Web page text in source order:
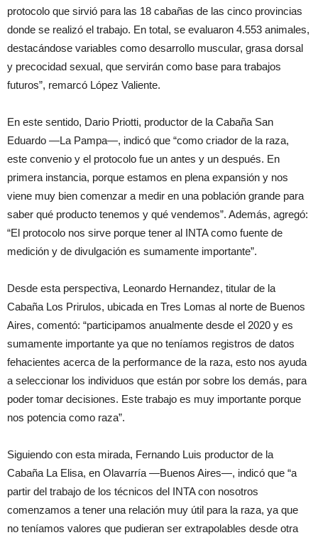
protocolo que sirvió para las 18 cabañas de las cinco provincias
donde se realizó el trabajo. En total, se evaluaron 4.553 animales,
destacándose variables como desarrollo muscular, grasa dorsal
y precocidad sexual, que servirán como base para trabajos
futuros”, remarcó López Valiente.
En este sentido, Dario Priotti, productor de la Cabaña San
Eduardo —La Pampa—, indicó que “como criador de la raza,
este convenio y el protocolo fue un antes y un después. En
primera instancia, porque estamos en plena expansión y nos
viene muy bien comenzar a medir en una población grande para
saber qué producto tenemos y qué vendemos”. Además, agregó:
“El protocolo nos sirve porque tener al INTA como fuente de
medición y de divulgación es sumamente importante”.
Desde esta perspectiva, Leonardo Hernandez, titular de la
Cabaña Los Prirulos, ubicada en Tres Lomas al norte de Buenos
Aires, comentó: “participamos anualmente desde el 2020 y es
sumamente importante ya que no teníamos registros de datos
fehacientes acerca de la performance de la raza, esto nos ayuda
a seleccionar los individuos que están por sobre los demás, para
poder tomar decisiones. Este trabajo es muy importante porque
nos potencia como raza”.
Siguiendo con esta mirada, Fernando Luis productor de la
Cabaña La Elisa, en Olavarría —Buenos Aires—, indicó que “a
partir del trabajo de los técnicos del INTA con nosotros
comenzamos a tener una relación muy útil para la raza, ya que
no teníamos valores que pudieran ser extrapolables desde otra